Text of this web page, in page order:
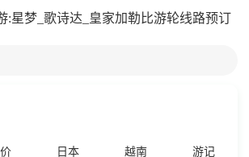
:星梦_歌诗达_皇家加勒比游轮线路预订
日本 越南 游记